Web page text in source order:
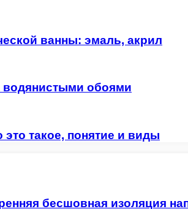
ванны: эмаль, акрил
водянистыми обоями
это такое, понятие и виды
бесшовная изоляция